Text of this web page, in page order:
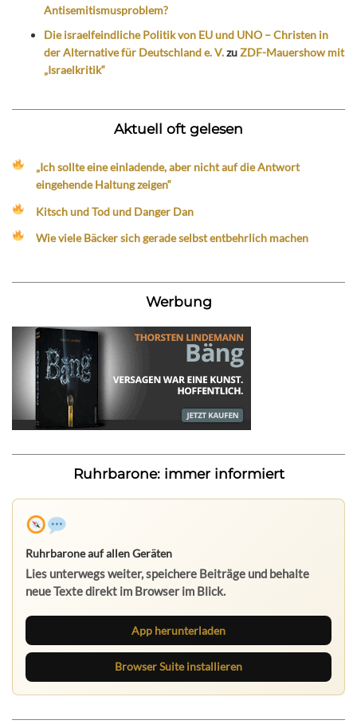
Antisemitismusproblem?
Die israelfeindliche Politik von EU und UNO – Christen in
der Alternative für Deutschland e. V.zuZDF-Mauershow mit
„Israelkritik“
Aktuell oft gelesen
„Ich sollte eine einladende, aber nicht auf die Antwort
eingehende Haltung zeigen“
Kitsch und Tod und Danger Dan
Wie viele Bäcker sich gerade selbst entbehrlich machen
Werbung
Ruhrbarone: immer informiert
Ruhrbarone auf allen Geräten
Lies unterwegs weiter, speichere Beiträge und behalte
neue Texte direkt im Browser im Blick.
App herunterladen
Browser Suite installieren